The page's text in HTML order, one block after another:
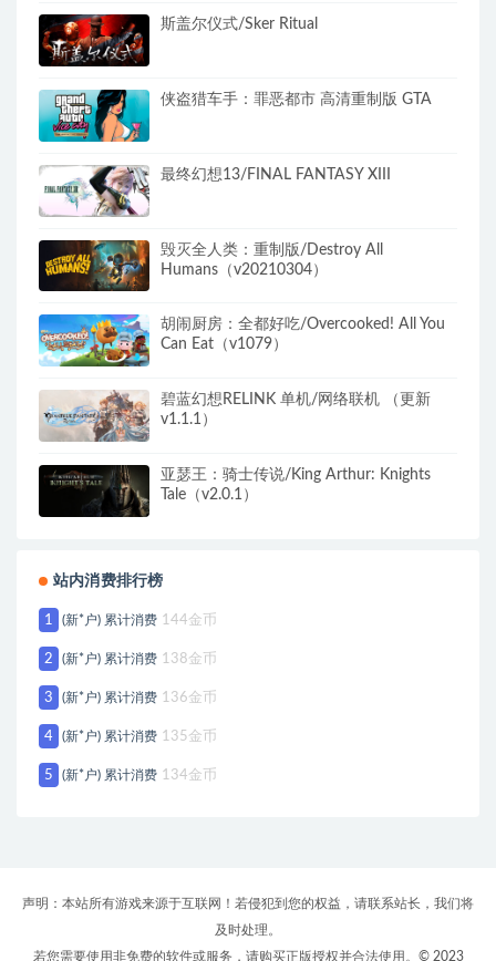
斯盖尔仪式/Sker Ritual
侠盗猎车手：罪恶都市 高清重制版 GTA
最终幻想13/FINAL FANTASY XIII
毁灭全人类：重制版/Destroy All
Humans（v20210304）
胡闹厨房：全都好吃/Overcooked! All You
Can Eat（v1079）
碧蓝幻想RELINK 单机/网络联机 （更新
v1.1.1）
亚瑟王：骑士传说/King Arthur: Knights
Tale（v2.0.1）
站内消费排行榜
1 (新*户) 累计消费 144金币
2 (新*户) 累计消费 138金币
3 (新*户) 累计消费 136金币
4 (新*户) 累计消费 135金币
5 (新*户) 累计消费 134金币
声明：本站所有游戏来源于互联网！若侵犯到您的权益，请联系站长，我们将
及时处理。
若您需要使用非免费的软件或服务，请购买正版授权并合法使用。© 2023